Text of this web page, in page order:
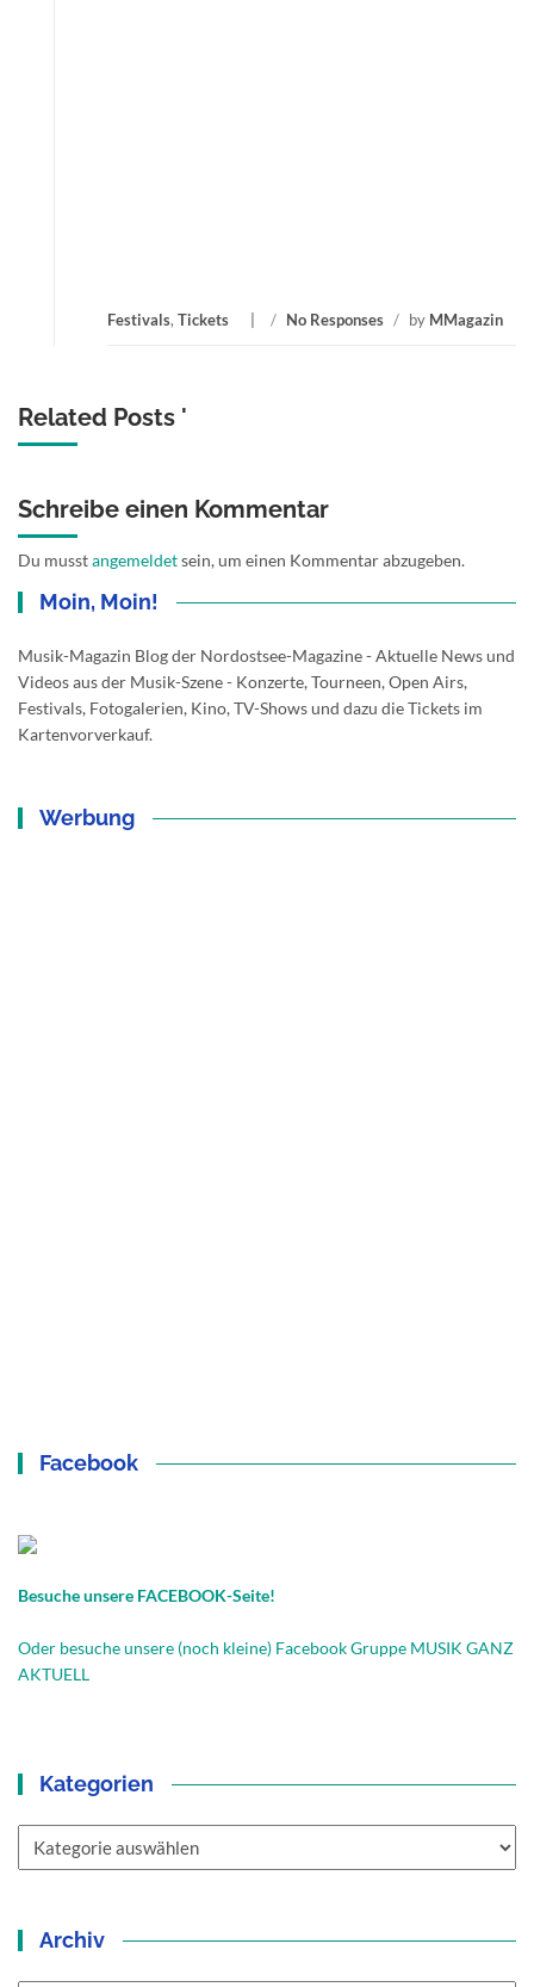
Festivals, Tickets / No Responses / by MMagazin
Related Posts '
Schreibe einen Kommentar
Du musstangemeldetsein, um einen Kommentar abzugeben.
Moin, Moin!
Musik-Magazin Blog der Nordostsee-Magazine - Aktuelle News und
Videos aus der Musik-Szene - Konzerte, Tourneen, Open Airs,
Festivals, Fotogalerien, Kino, TV-Shows und dazu die Tickets im
Kartenvorverkauf.
Werbung
Facebook
Besuche unsere FACEBOOK-Seite!
Oder besuche unsere (noch kleine) Facebook Gruppe MUSIK GANZ
AKTUELL
Kategorien
Archiv